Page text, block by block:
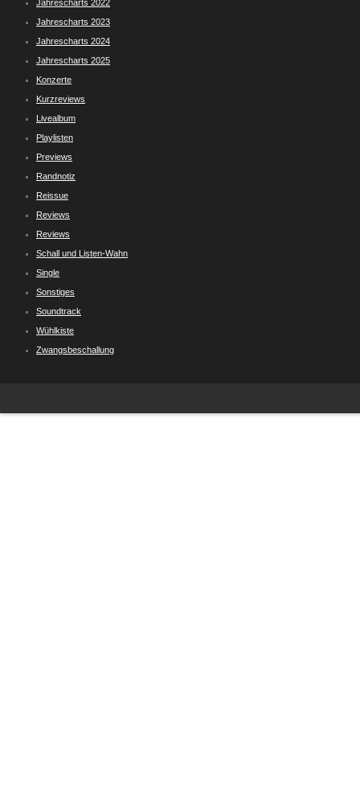
Jahrescharts 2022
Jahrescharts 2023
Jahrescharts 2024
Jahrescharts 2025
Konzerte
Kurzreviews
Livealbum
Playlisten
Previews
Randnotiz
Reissue
Reviews
Reviews
Schall und Listen-Wahn
Single
Sonstiges
Soundtrack
Wühlkiste
Zwangsbeschallung